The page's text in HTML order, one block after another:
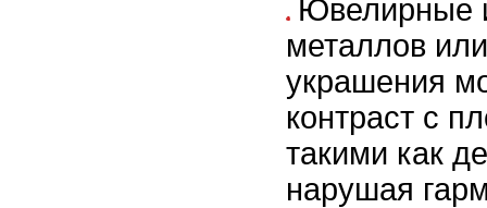
Ювелирные
металлов
украшения
контраст с
такими как
нарушая